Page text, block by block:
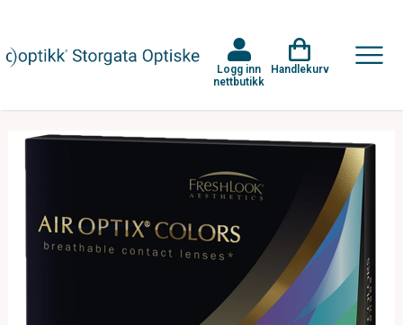
Logg inn
nettbutikk
Handlekurv